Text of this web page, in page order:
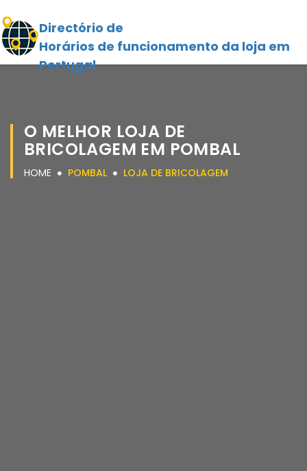
Directório de
Horários de funcionamento da loja em
Portugal
O MELHOR LOJA DE
BRICOLAGEM EM POMBAL
HOME POMBAL LOJA DE BRICOLAGEM